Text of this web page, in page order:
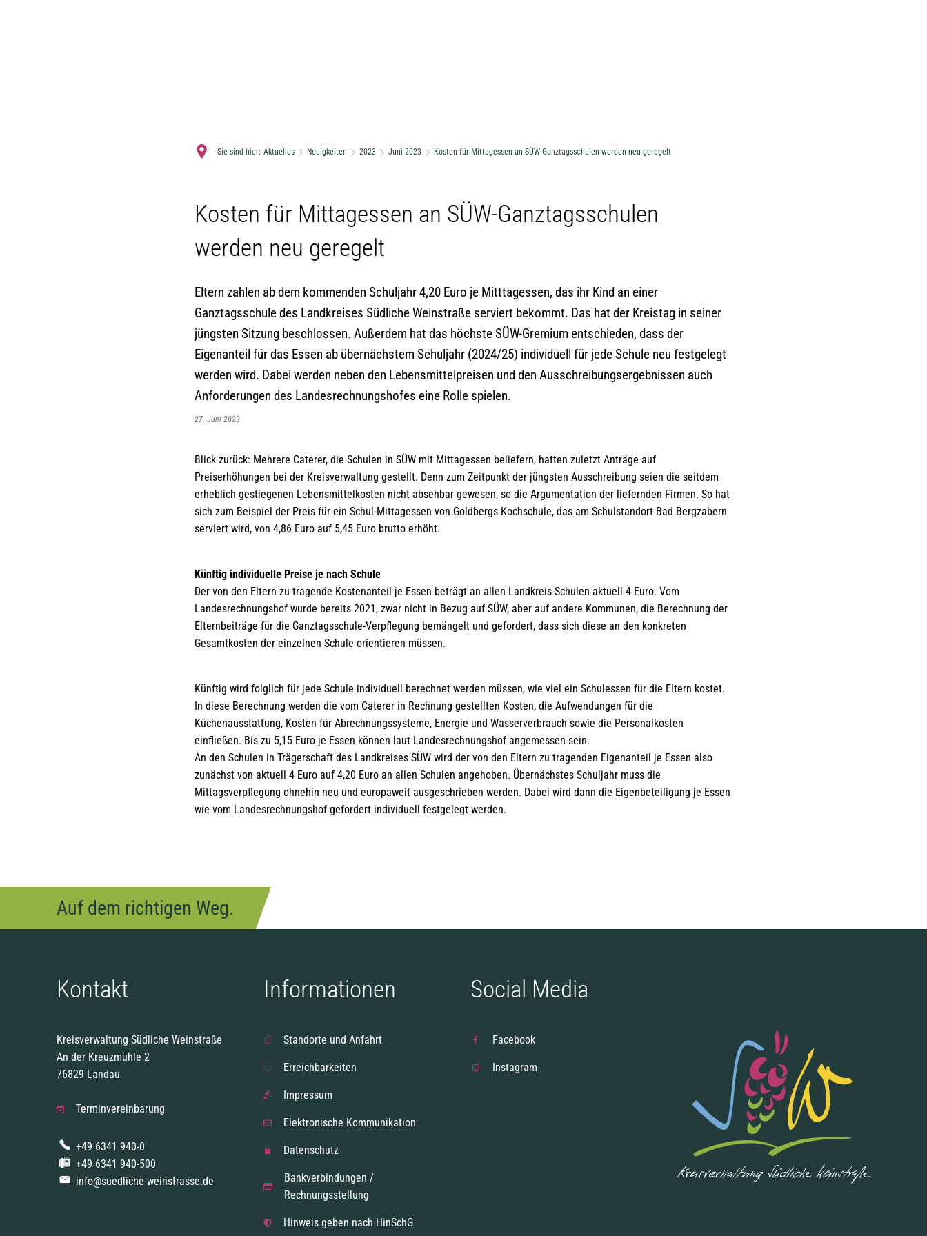
Sie sind hier: Aktuelles Neuigkeiten 2023 Juni 2023 Kosten für Mittagessen an SÜW-Ganztagsschulen werden neu geregelt
Kosten für Mittagessen an SÜW-Ganztagsschulen
werden neu geregelt
Eltern zahlen ab dem kommenden Schuljahr 4,20 Euro je Mitttagessen, das ihr Kind an einer
Ganztagsschule des Landkreises Südliche Weinstraße serviert bekommt. Das hat der Kreistag in seiner
jüngsten Sitzung beschlossen. Außerdem hat das höchste SÜW-Gremium entschieden, dass der
Eigenanteil für das Essen ab übernächstem Schuljahr (2024/25) individuell für jede Schule neu festgelegt
werden wird. Dabei werden neben den Lebensmittelpreisen und den Ausschreibungsergebnissen auch
Anforderungen des Landesrechnungshofes eine Rolle spielen.
27. Juni 2023
Blick zurück: Mehrere Caterer, die Schulen in SÜW mit Mittagessen beliefern, hatten zuletzt Anträge auf
Preiserhöhungen bei der Kreisverwaltung gestellt. Denn zum Zeitpunkt der jüngsten Ausschreibung seien die seitdem
erheblich gestiegenen Lebensmittelkosten nicht absehbar gewesen, so die Argumentation der liefernden Firmen. So hat
sich zum Beispiel der Preis für ein Schul-Mittagessen von Goldbergs Kochschule, das am Schulstandort Bad Bergzabern
serviert wird, von 4,86 Euro auf 5,45 Euro brutto erhöht.
Künftig individuelle Preise je nach Schule
Der von den Eltern zu tragende Kostenanteil je Essen beträgt an allen Landkreis-Schulen aktuell 4 Euro. Vom
Landesrechnungshof wurde bereits 2021, zwar nicht in Bezug auf SÜW, aber auf andere Kommunen, die Berechnung der
Elternbeiträge für die Ganztagsschule-Verpflegung bemängelt und gefordert, dass sich diese an den konkreten
Gesamtkosten der einzelnen Schule orientieren müssen.
Künftig wird folglich für jede Schule individuell berechnet werden müssen, wie viel ein Schulessen für die Eltern kostet.
In diese Berechnung werden die vom Caterer in Rechnung gestellten Kosten, die Aufwendungen für die
Küchenausstattung, Kosten für Abrechnungssysteme, Energie und Wasserverbrauch sowie die Personalkosten
einfließen. Bis zu 5,15 Euro je Essen können laut Landesrechnungshof angemessen sein.
An den Schulen in Trägerschaft des Landkreises SÜW wird der von den Eltern zu tragenden Eigenanteil je Essen also
zunächst von aktuell 4 Euro auf 4,20 Euro an allen Schulen angehoben. Übernächstes Schuljahr muss die
Mittagsverpflegung ohnehin neu und europaweit ausgeschrieben werden. Dabei wird dann die Eigenbeteiligung je Essen
wie vom Landesrechnungshof gefordert individuell festgelegt werden.
Auf dem richtigen Weg.
Kontakt
Kreisverwaltung Südliche Weinstraße
An der Kreuzmühle 2
76829 Landau
Terminvereinbarung
+49 6341 940-0
+49 6341 940-500
info@suedliche-weinstrasse.de
Informationen
Standorte und Anfahrt
Erreichbarkeiten
Impressum
Elektronische Kommunikation
Datenschutz
Bankverbindungen /
Rechnungsstellung
Hinweis geben nach HinSchG
Social Media
Facebook
Instagram